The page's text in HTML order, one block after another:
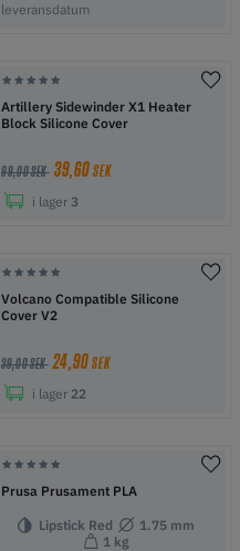
leveransdatum
Artillery Sidewinder X1 Heater
Block Silicone Cover
99,00 SEK 39,60SEK
i lager 3
Volcano Compatible Silicone
Cover V2
39,00 SEK 24,90SEK
i lager 22
Prusa Prusament PLA
Lipstick Red
1.75 mm
1 kg